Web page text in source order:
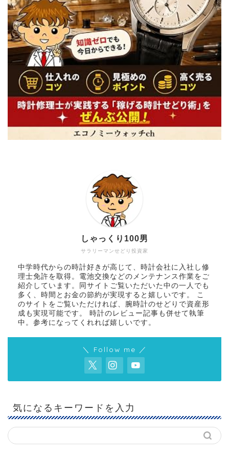
サラリーマンせどり投資家
しゃっくり100男
中学時代からの時計好きが高じて、時計会社に入社し修
理士免許を取得。電池交換などのメンテナンス作業をご
紹介しています。同サイトご覧いただいた中の一人でも
多く、時間とお金の節約が実現すると嬉しいです。 こ
のサイトをご覧いただければ、腕時計のせどりで資産形
成も実現可能です。 時計のレビュー記事も併せて執筆
中。参考になってくれれば嬉しいです。
＼ Follow me ／
気になるキーワードを入力